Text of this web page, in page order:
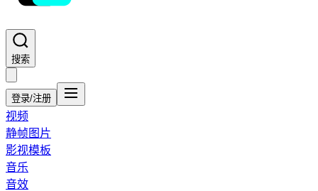
搜索
登录/注册
视频
静帧图片
影视模板
音乐
音效